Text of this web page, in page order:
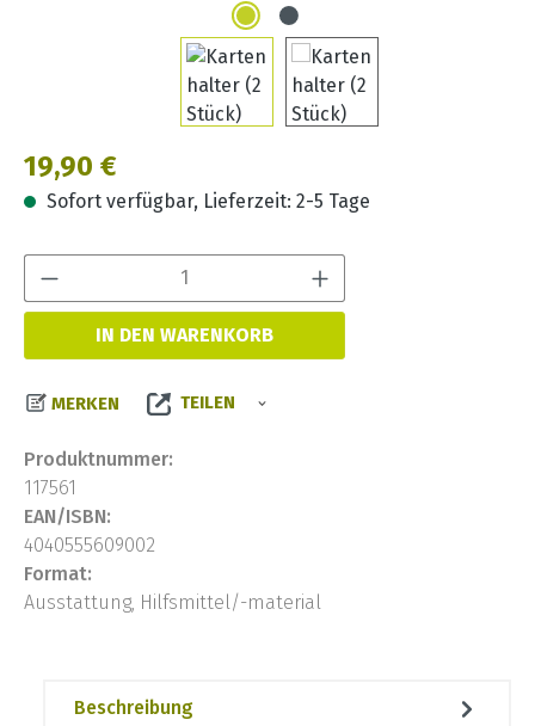
Regulärer Preis:
19,90 €
Sofort verfügbar, Lieferzeit: 2-5 Tage
IN DEN WARENKORB
MERKEN TEILEN
Produktnummer:
117561
EAN/ISBN:
4040555609002
Format:
Ausstattung, Hilfsmittel/-material
Beschreibung